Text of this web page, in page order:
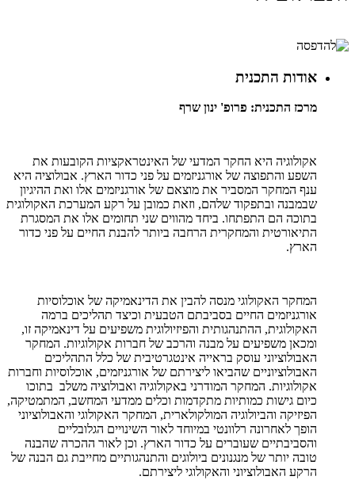
אודות התכנית
מרכז התכנית: פרופ' ינון שרף
אקולוגיה היא החקר המדעי של האינטראקציות הקובעות את
השפע והתפוצה של אורגניזמים על פני כדור הארץ. אבולוציה היא
ענף המחקר המסביר את מוצאם של אורגניזמים אלו ואת ההיגיון
שבמבנה ובתפקוד שלהם, וזאת כמובן על רקע המערכת האקולוגית
בתוכה הם התפתחו. ביחד מהווים שני תחומים אלו את המסגרת
התיאורטית והמחקרית הרחבה ביותר להבנת החיים על פני כדור
הארץ.
המחקר האקולוגי מנסה להבין את הדינאמיקה של אוכלוסיות
אורגניזמים החיים בסביבתם הטבעית וכיצד תהליכים ברמה
האקולוגית, ההתנהגותית והפיזיולוגית משפיעים על דינאמיקה זו,
ומכאן משפיעים על מבנה והרכב של חברות אקולוגיות. המחקר
האבולוציוני עוסק בראייה אינטגרטיבית של כלל התהליכים
האבולוציוניים שהביאו ליצירתם של אורגניזמים, אוכלוסיות וחברות
אקולוגיות. המחקר המודרני באקולוגיה ואבולוציה משלב בתוכו
כיום גישות כמותיות מתקדמות וכלים ממדעי המחשב, המתמטיקה,
הפיזיקה והביולוגיה המולקולארית, המחקר האקולוגי והאבולוציוני
הופך לאחרונה רלוונטי במיוחד לאור השינויים הגלובליים
והסביבתיים שעוברים על כדור הארץ. וכן לאור ההכרה שהבנה
טובה יותר של מנגנונים ביולוגים והתנהגותיים מחייבת גם הבנה של
הרקע האבולוציוני והאקולוגי ליצירתם.